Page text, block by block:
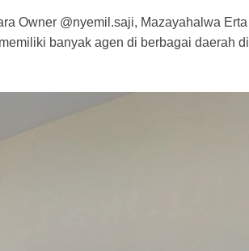
Owner @nyemil.saji, Mazayahalwa Erta
banyak agen di berbagai daerah di